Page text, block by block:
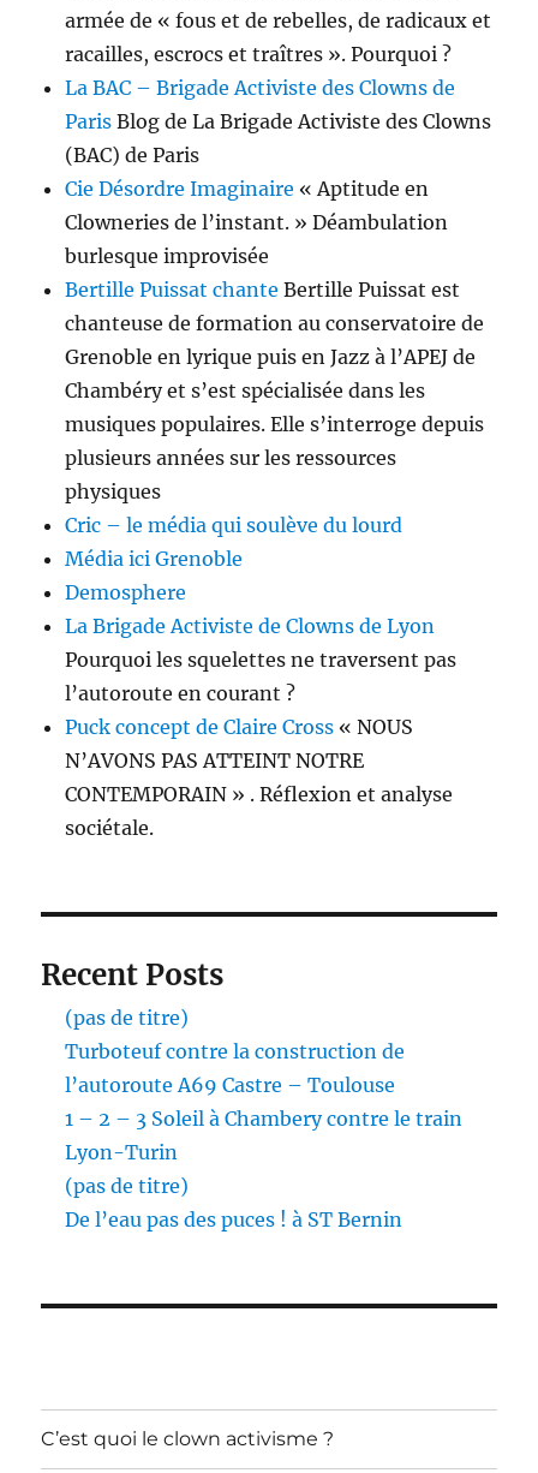
armée de « fous et de rebelles, de radicaux et
racailles, escrocs et traîtres ». Pourquoi ?
La BAC – Brigade Activiste des Clowns de
Paris Blog de La Brigade Activiste des Clowns
(BAC) de Paris
Cie Désordre Imaginaire « Aptitude en
Clowneries de l’instant. » Déambulation
burlesque improvisée
Bertille Puissat chante Bertille Puissat est
chanteuse de formation au conservatoire de
Grenoble en lyrique puis en Jazz à l’APEJ de
Chambéry et s’est spécia­lisée dans les
musiques populaires. Elle s’interroge depuis
plusieurs années sur les ressources
physiques
Cric – le média qui soulève du lourd
Média ici Grenoble
Demosphere
La Brigade Activiste de Clowns de Lyon
Pourquoi les squelettes ne traversent pas
l’autoroute en courant ?
Puck concept de Claire Cross « NOUS
N’AVONS PAS ATTEINT NOTRE
CONTEMPORAIN » . Réflexion et analyse
sociétale.
Recent Posts
(pas de titre)
Turboteuf contre la construction de
l’autoroute A69 Castre – Toulouse
1 – 2 – 3 Soleil à Chambery contre le train
Lyon-Turin
(pas de titre)
De l’eau pas des puces ! à ST Bernin
C’est quoi le clown activisme ?